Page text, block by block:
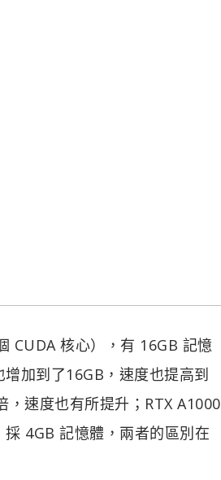
CUDA 核心），有 16GB 記憶
加到了16GB，速度也提高到
速度也有所提升；RTX A1000
4GB 記憶體，兩者的區別在